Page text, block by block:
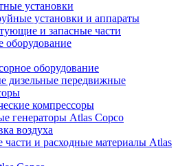
установки
установки и аппараты
и запасные части
оборудование
оборудование
дизельные передвижные
компрессоры
генераторы Atlas Copco
воздуха
части и расходные материалы Atlas